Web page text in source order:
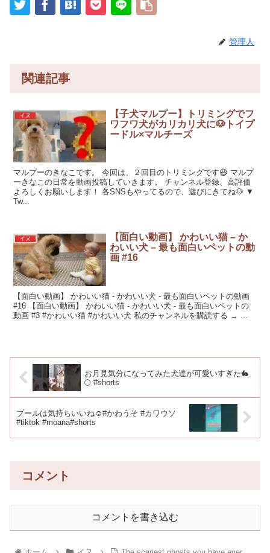
管理人
関連記事
イヌ
【子犬マルプー】トリミングでフ
ワフワ犬がカリカリ犬に🐶トイプ
ードル×マルチーズ
マルプーのきなこです。 今回は、２回目のトリミングです😆 マルプ
ーきなこの日常を動画投稿していきます。 チャンネル登録、高評価
よろしくお願いします！ 各SNSもやってるので、遊びにきてね🐶 ▼
Tw...
イヌ
【面白い動画】 かわいい猫 – か
わいい犬 – 最も面白いペットの動
画 #16
【面白い動画】 かわいい猫 - かわいい犬 - 最も面白いペットの動画
#16 【面白い動画】 かわいい猫 - かわいい犬 - 最も面白いペットの
動画 #3 #かわいい猫 #かわいい犬 私のチャンネルを購読する → ...
お月見気分になってみた犬達が可愛いすぎた🐇
🌕 #shorts
プールは気持ちいいね☺️#かわうそ #カワウソ
#tiktok #moana#shorts
コメント
コメントを書き込む